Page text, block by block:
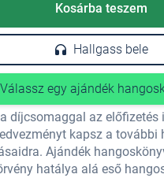
Kosárba teszem
Hallgass bele
Válassz egy ajándék
a díjcsomaggal az előfizetés
kapsz a további
Ajándék
hatálya alá eső